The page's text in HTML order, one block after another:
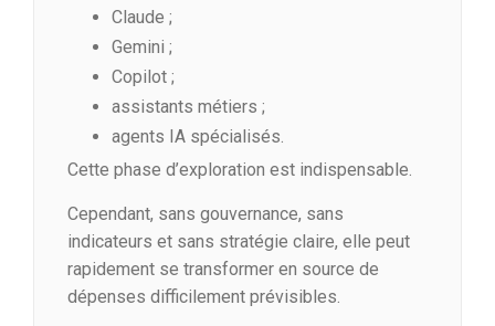
Claude ;
Gemini ;
Copilot ;
assistants métiers ;
agents IA spécialisés.
Cette phase d’exploration est indispensable.
Cependant, sans gouvernance, sans
indicateurs et sans stratégie claire, elle peut
rapidement se transformer en source de
dépenses difficilement prévisibles.